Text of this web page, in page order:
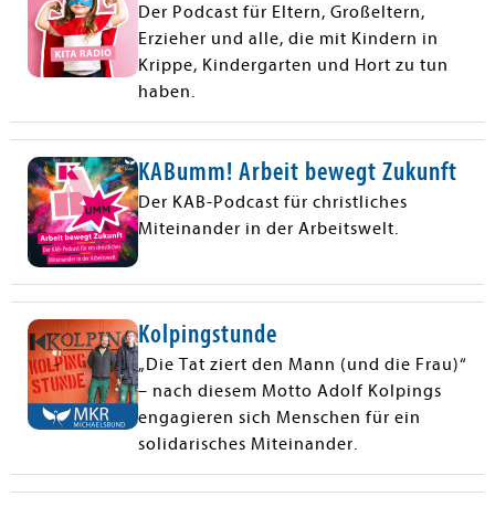
Der Podcast für Eltern, Großeltern,
Erzieher und alle, die mit Kindern in
Krippe, Kindergarten und Hort zu tun
haben.
KABumm! Arbeit bewegt Zukunft
Der KAB-Podcast für christliches
Miteinander in der Arbeitswelt.
Kolpingstunde
„Die Tat ziert den Mann (und die Frau)“
– nach diesem Motto Adolf Kolpings
engagieren sich Menschen für ein
solidarisches Miteinander.